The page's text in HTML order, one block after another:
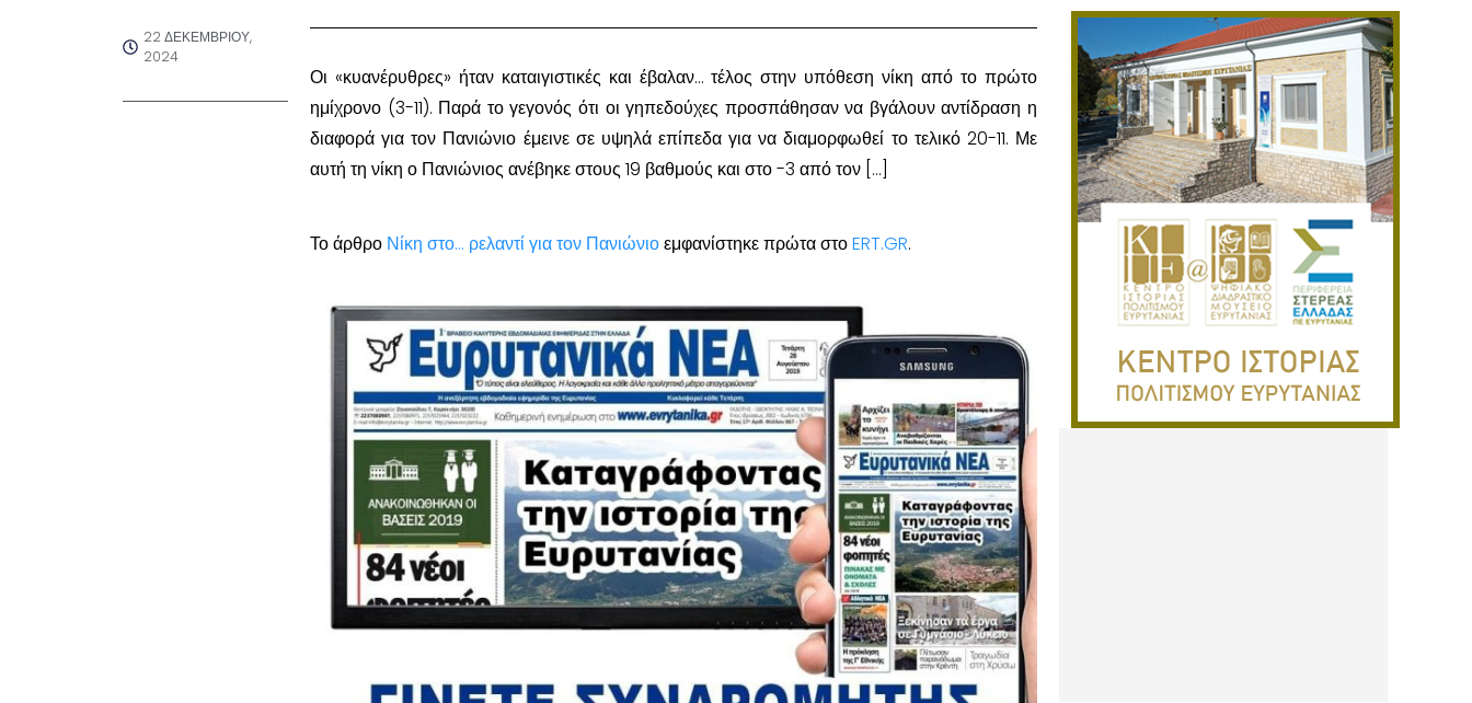
22 ΔΕΚΕΜΒΡΊΟΥ,
2024
Οι «κυανέρυθρες» ήταν καταιγιστικές και έβαλαν… τέλος στην υπόθεση νίκη από το πρώτο
ημίχρονο (3-11). Παρά το γεγονός ότι οι γηπεδούχες προσπάθησαν να βγάλουν αντίδραση η
διαφορά για τον Πανιώνιο έμεινε σε υψηλά επίπεδα για να διαμορφωθεί το τελικό 20-11. Με
αυτή τη νίκη ο Πανιώνιος ανέβηκε στους 19 βαθμούς και στο -3 από τον […]
Το άρθρο Νίκη στο… ρελαντί για τον Πανιώνιοεμφανίστηκε πρώτα στοERT.GR.